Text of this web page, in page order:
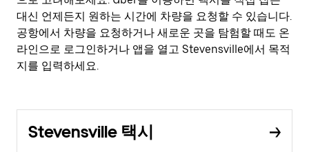
대신 언제든지 원하는 시간에 차량을 요청할 수 있습니다.
공항에서 차량을 요청하거나 새로운 곳을 탐험할 때도 온
라인으로 로그인하거나 앱을 열고 Stevensville에서 목적
지를 입력하세요.
Stevensville 택시